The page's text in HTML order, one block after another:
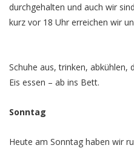
durchgehalten und auch wir
kurz vor 18 Uhr erreichen wir
Schuhe aus, trinken, abkühlen,
Eis essen – ab ins Bett.
Sonntag
Heute am Sonntag haben wir